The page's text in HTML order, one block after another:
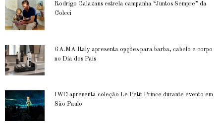
Rodrigo Calazans estrela campanha “Juntos Sempre” da
Colcci
GA.MA Italy apresenta opções para barba, cabelo e corpo
no Dia dos Pais
IWC apresenta coleção Le Petit Prince durante evento em
São Paulo